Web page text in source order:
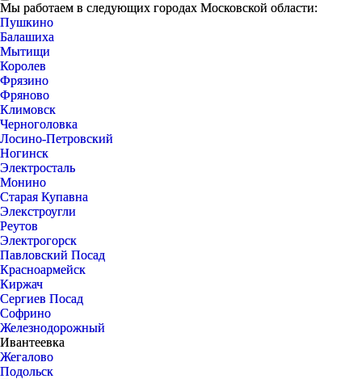
Мы работаем в следующих городах Московской области:
Пушкино
Балашиха
Мытищи
Королев
Фрязино
Фряново
Климовск
Черноголовка
Лосино-Петровский
Ногинск
Электросталь
Монино
Старая Купавна
Элекстроугли
Реутов
Электрогорск
Павловский Посад
Красноармейск
Киржач
Сергиев Посад
Софрино
Железнодорожный
Ивантеевка
Жегалово
Подольск